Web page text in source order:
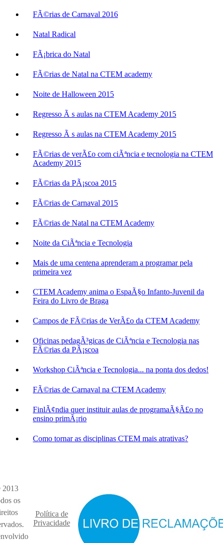
FÃ©rias de Carnaval 2016
Natal Radical
FÃ¡brica do Natal
FÃ©rias de Natal na CTEM academy
Noite de Halloween 2015
Regresso Ã s aulas na CTEM Academy 2015
Regresso Ã s aulas na CTEM Academy 2015
FÃ©rias de verÃ£o com ciÃªncia e tecnologia na CTEM
Academy 2015
FÃ©rias da PÃ¡scoa 2015
FÃ©rias de Carnaval 2015
FÃ©rias de Natal na CTEM Academy
Noite da CiÃªncia e Tecnologia
Mais de uma centena aprenderam a programar pela
primeira vez
CTEM Academy anima o EspaÃ§o Infanto-Juvenil da
Feira do Livro de Braga
Campos de FÃ©rias de VerÃ£o da CTEM Academy
Oficinas pedagÃ³gicas de CiÃªncia e Tecnologia nas
FÃ©rias da PÃ¡scoa
Workshop CiÃªncia e Tecnologia... na ponta dos dedos!
FÃ©rias de Carnaval na CTEM Academy
FinlÃ¢ndia quer instituir aulas de programaÃ§Ã£o no
ensino primÃ¡rio
Como tornar as disciplinas CTEM mais atrativas?
os
Política de
Privacidade